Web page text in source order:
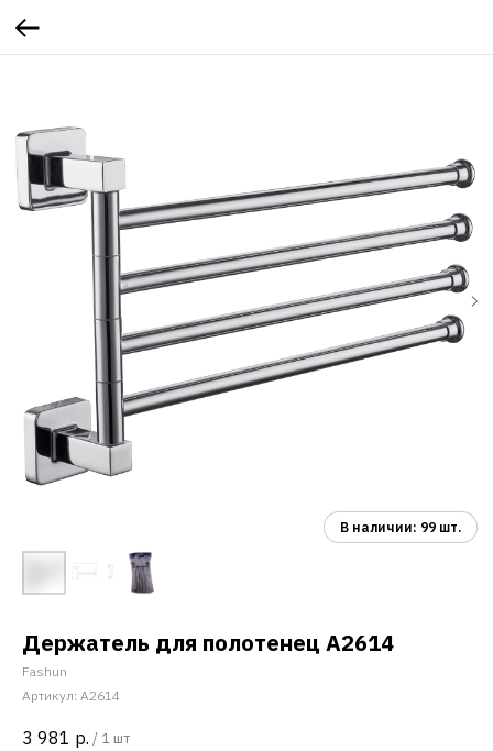
Держатель для полотенец A2614
Fashun
Артикул: A2614
3 981 р. / 1 шт